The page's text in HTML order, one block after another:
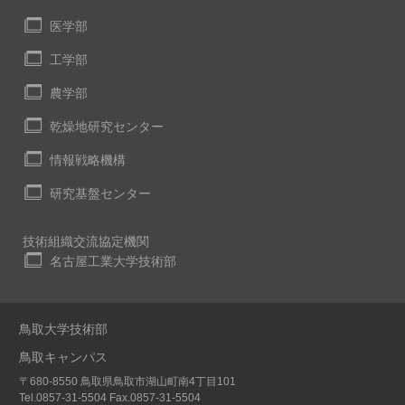
鳥取大学技術部
鳥取キャンパス
〒680-8550 鳥取県鳥取市湖山町南4丁目101
Tel.0857-31-5504 Fax.0857-31-5504
医学部
工学部
農学部
乾燥地研究センター
情報戦略機構
研究基盤センター
技術組織交流協定機関
名古屋工業大学技術部